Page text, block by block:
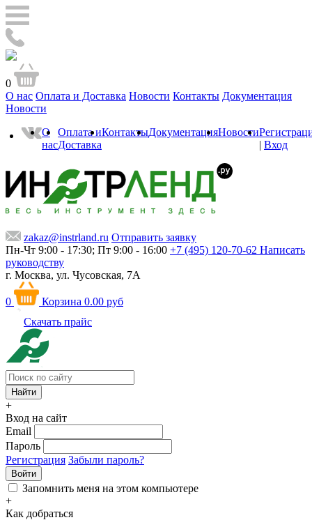
0
О нас Оплата и Доставка Новости Контакты Документация
Новости
О
нас
Оплата и
Доставка
КонтактыДокументацияНовости
| Вход
zakaz@instrland.ru Отправить заявку
Пн-Чт 9:00 - 17:30; Пт 9:00 - 16:00 +7 (495) 120-70-62 Написать
руководству
г. Москва, ул. Чусовская, 7А
0 Корзина 0.00 руб
Скачать прайс
+
Вход на сайт
Email
Пароль
Регистрация Забыли пароль?
Войти
Запомнить меня на этом компьютере
+
Как добраться